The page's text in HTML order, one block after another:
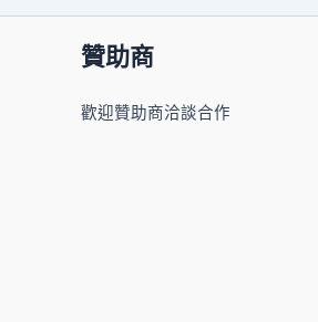
贊助商
歡迎贊助商洽談合作